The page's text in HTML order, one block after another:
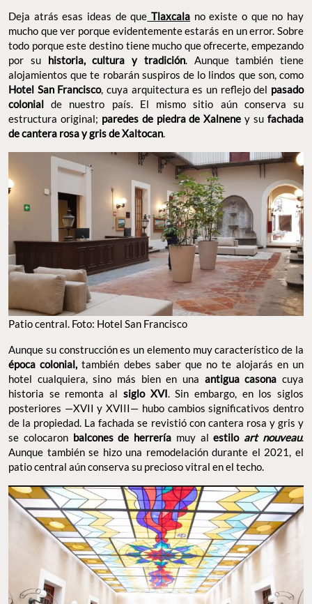
Deja atrás esas ideas de que Tlaxcala no existe o que no hay
mucho que ver porque evidentemente estarás en un error. Sobre
todo porque este destino tiene mucho que ofrecerte, empezando
por su historia, cultura y tradición. Aunque también tiene
alojamientos que te robarán suspiros de lo lindos que son, como
Hotel San Francisco, cuya arquitectura es un reflejo del pasado
colonialde nuestro país. El mismo sitio aún conserva su
estructura original; paredes de piedra de Xalneney sufachada
de cantera rosa y gris de Xaltocan.
Patio central. Foto: Hotel San Francisco
Aunque su construcción es un elemento muy característico de la
época colonial,también debes saber que no te alojarás en un
hotel cualquiera, sino más bien en una antigua casonacuya
historia se remonta al siglo XVI. Sin embargo, en los siglos
posteriores —XVII y XVIII— hubo cambios significativos dentro
de la propiedad. La fachada se revistió con cantera rosa y gris y
se colocaron balcones de herrería muy alestiloart nouveau.
Aunque también se hizo una remodelación durante el 2021, el
patio central aún conserva su precioso vitral en el techo.